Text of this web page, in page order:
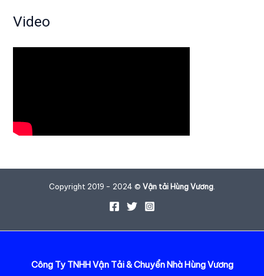
Video
Copyright 2019 - 2024 © Vận tải Hùng Vương.
Công Ty TNHH Vận Tải & Chuyển Nhà Hùng Vương